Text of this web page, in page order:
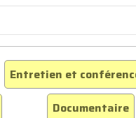
Entretien et
Documentaire